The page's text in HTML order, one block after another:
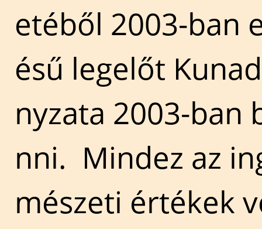
etéből 2003-ban
ésű legelőt
nyzata 2003-
nni. Mindez az
mészeti értékek